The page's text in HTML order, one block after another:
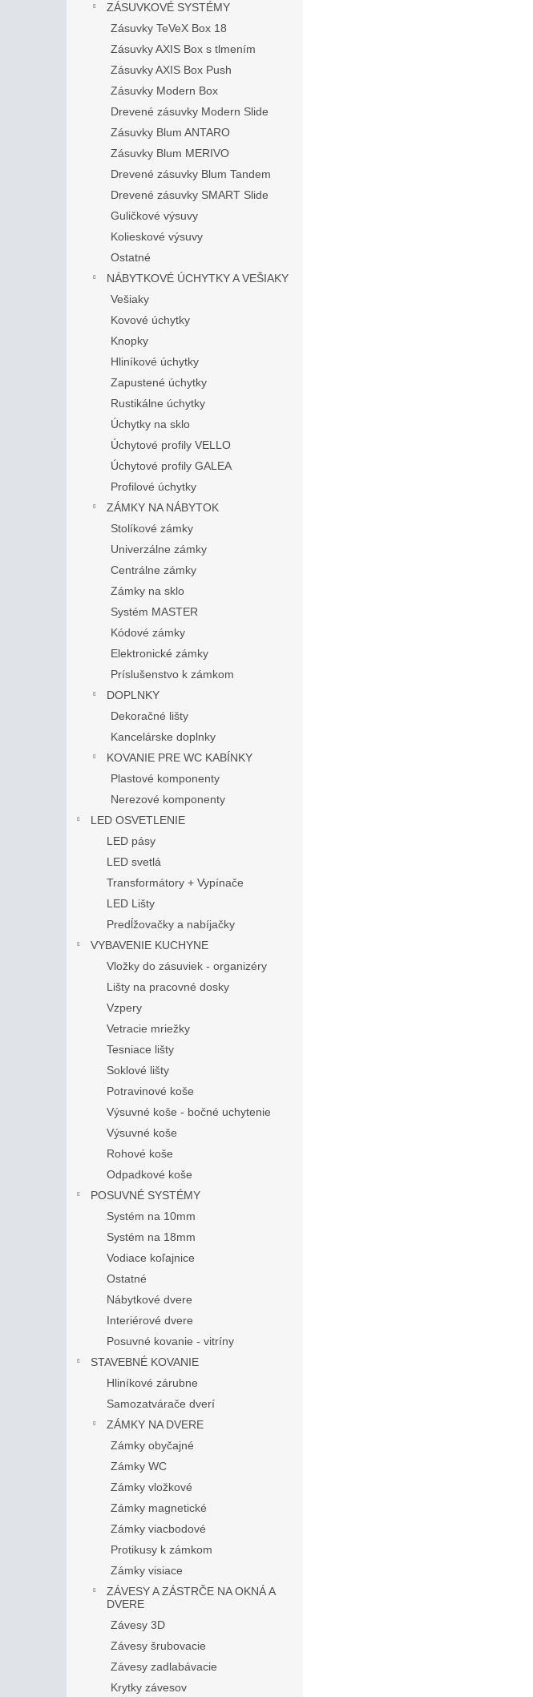
ZÁSUVKOVÉ SYSTÉMY
Zásuvky TeVeX Box 18
Zásuvky AXIS Box s tlmením
Zásuvky AXIS Box Push
Zásuvky Modern Box
Drevené zásuvky Modern Slide
Zásuvky Blum ANTARO
Zásuvky Blum MERIVO
Drevené zásuvky Blum Tandem
Drevené zásuvky SMART Slide
Guličkové výsuvy
Kolieskové výsuvy
Ostatné
NÁBYTKOVÉ ÚCHYTKY A VEŠIAKY
Vešiaky
Kovové úchytky
Knopky
Hliníkové úchytky
Zapustené úchytky
Rustikálne úchytky
Úchytky na sklo
Úchytové profily VELLO
Úchytové profily GALEA
Profilové úchytky
ZÁMKY NA NÁBYTOK
Stolíkové zámky
Univerzálne zámky
Centrálne zámky
Zámky na sklo
Systém MASTER
Kódové zámky
Elektronické zámky
Príslušenstvo k zámkom
DOPLNKY
Dekoračné lišty
Kancelárske doplnky
KOVANIE PRE WC KABÍNKY
Plastové komponenty
Nerezové komponenty
LED OSVETLENIE
LED pásy
LED svetlá
Transformátory + Vypínače
LED Lišty
Predĺžovačky a nabíjačky
VYBAVENIE KUCHYNE
Vložky do zásuviek - organizéry
Lišty na pracovné dosky
Vzpery
Vetracie mriežky
Tesniace lišty
Soklové lišty
Potravinové koše
Výsuvné koše - bočné uchytenie
Výsuvné koše
Rohové koše
Odpadkové koše
POSUVNÉ SYSTÉMY
Systém na 10mm
Systém na 18mm
Vodiace koľajnice
Ostatné
Nábytkové dvere
Interiérové dvere
Posuvné kovanie - vitríny
STAVEBNÉ KOVANIE
Hliníkové zárubne
Samozatvárače dverí
ZÁMKY NA DVERE
Zámky obyčajné
Zámky WC
Zámky vložkové
Zámky magnetické
Zámky viacbodové
Protikusy k zámkom
Zámky visiace
ZÁVESY A ZÁSTRČE NA OKNÁ A
DVERE
Závesy 3D
Závesy šrubovacie
Závesy zadlabávacie
Krytky závesov